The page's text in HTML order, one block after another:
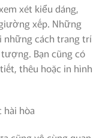
xét kiểu dáng,
xếp. Những
những cách trang trí
Bạn cũng có
thêu hoặc in hình
hòa